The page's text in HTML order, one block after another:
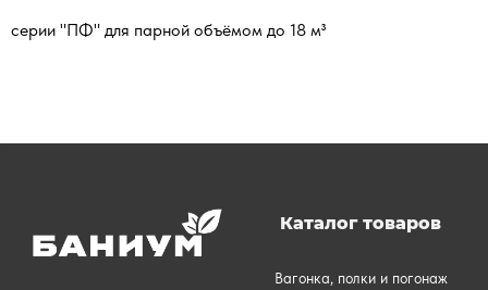
серии "ПФ" для парной объёмом до 18 м³
Каталог товаров
Вагонка, полки и погонаж